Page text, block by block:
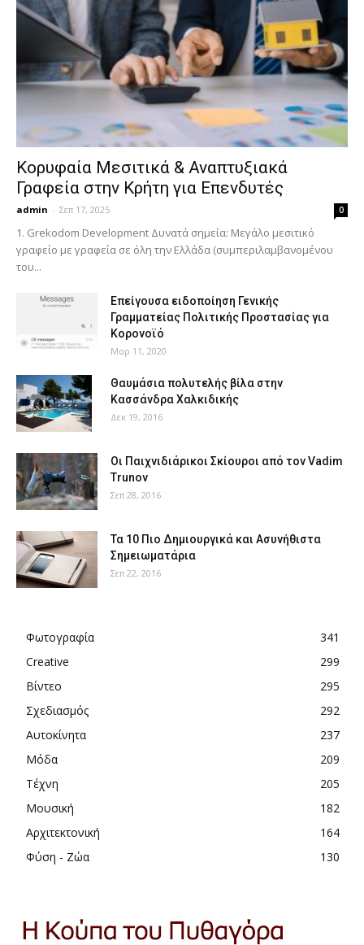
Κορυφαία Μεσιτικά & Αναπτυξιακά
Γραφεία στην Κρήτη για Επενδυτές
admin - Σεπ 17, 2025 0
1. Grekodom Development Δυνατά σημεία: Μεγάλο μεσιτικό
γραφείο με γραφεία σε όλη την Ελλάδα (συμπεριλαμβανομένου
του...
Επείγουσα ειδοποίηση Γενικής
Γραμματείας Πολιτικής Προστασίας για
Κορονοϊό
Μαρ 11, 2020
Θαυμάσια πολυτελής βίλα στην
Κασσάνδρα Χαλκιδικής
Δεκ 19, 2016
Οι Παιχνιδιάρικοι Σκίουροι από τον Vadim
Trunov
Σεπ 28, 2016
Τα 10 Πιο Δημιουργικά και Ασυνήθιστα
Σημειωματάρια
Σεπ 22, 2016
Φωτογραφία
341
Creative
299
Βίντεο
295
Σχεδιασμός
292
Αυτοκίνητα
237
Μόδα
209
Τέχνη
205
Μουσική
182
Αρχιτεκτονική
164
Φύση - Ζώα
130